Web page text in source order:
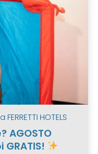
FERRETTI HOTELS
AGOSTO